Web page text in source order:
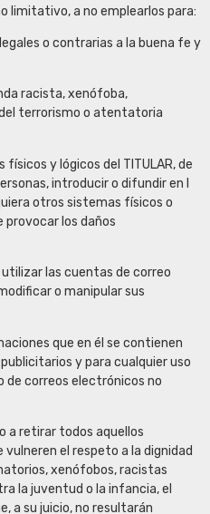
limitativo, a no emplearlos para:
o contrarias a la buena fe y
racista, xenófoba,
terrorismo o atentatoria
físicos y lógicos del TITULAR, de
introducir o difundir en l
otros sistemas físicos o
provocar los daños
las cuentas de correo
o manipular sus
que en él se contienen
y para cualquier uso
de correos electrónicos no
a retirar todos aquellos
el respeto a la dignidad
xenófobos, racistas
la juventud o la infancia, el
a su juicio, no resultarán